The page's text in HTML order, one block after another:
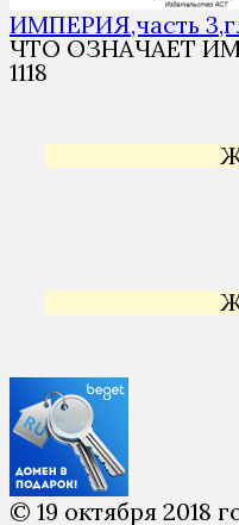
ИМПЕРИЯ,часть
ЧТО ОЗНАЧАЕТ
1118
Жми
Жми
© 19 октября